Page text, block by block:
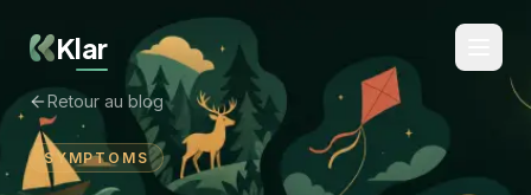
Klar
Retour au blog
SYMPTOMS